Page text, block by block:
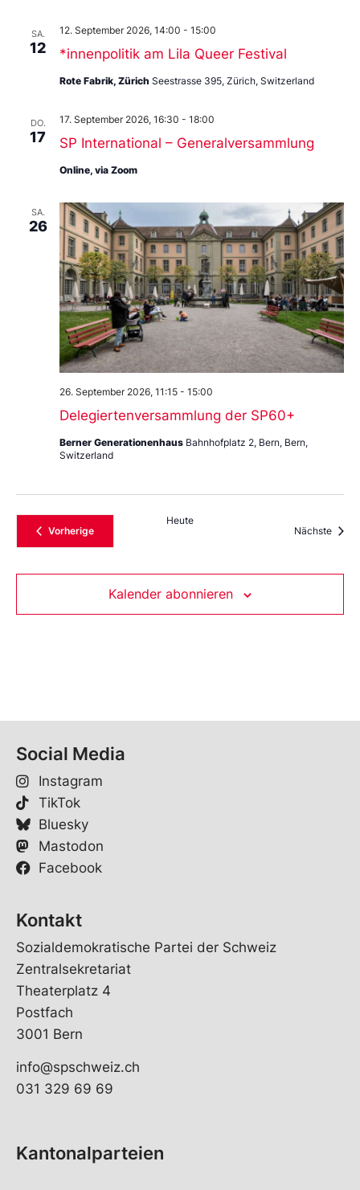
SA.
12 *innenpolitik am Lila Queer Festival
12. September 2026, 14:00 - 15:00
Rote Fabrik, Zürich Seestrasse 395, Zürich, Switzerland
DO.
17 SP International – Generalversammlung
17. September 2026, 16:30 - 18:00
Online, via Zoom
SA.
26
Delegiertenversammlung der SP60+
26. September 2026, 11:15 - 15:00
Berner Generationenhaus Bahnhofplatz 2, Bern, Bern,
Switzerland
VorherigeVeranstaltungen
Heute
Nächste
Kalender abonnieren
Social Media
Instagram
TikTok
Bluesky
Mastodon
Facebook
Kontakt
Sozialdemokratische Partei der Schweiz
Zentralsekretariat
Theaterplatz 4
Postfach
3001 Bern
info@spschweiz.ch
031 329 69 69
Kantonalparteien